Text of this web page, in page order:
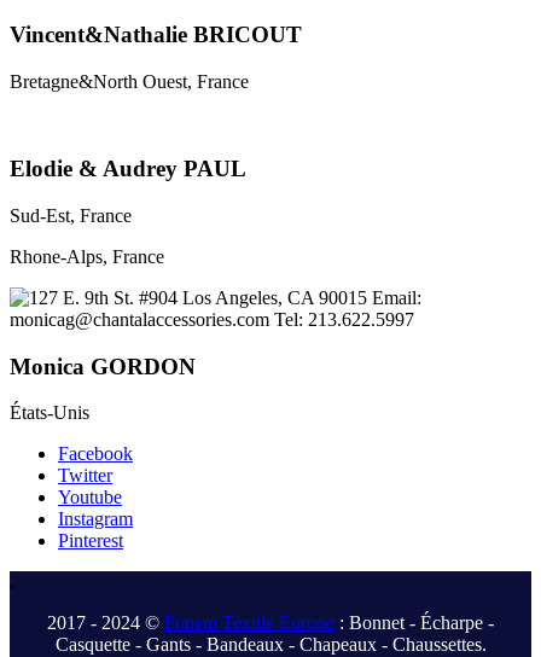
Vincent&Nathalie BRICOUT
Bretagne&North Ouest, France
Elodie & Audrey PAUL
Sud-Est, France
Rhone-Alps, France
Monica GORDON
États-Unis
Facebook
Twitter
Youtube
Instagram
Pinterest
.
2017 - 2024 © Fonem Textile Europe : Bonnet - Écharpe -
Casquette - Gants - Bandeaux - Chapeaux - Chaussettes.